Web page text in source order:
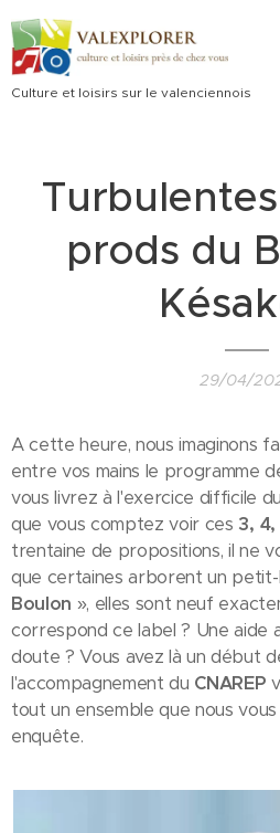
Culture et loisirs sur le valenciennois
prods du
29/04/
A cette heure, nous imaginons
entre vos mains le programme
vous livrez à l'exercice difficile
que vous comptez voir ces 3,
trentaine de propositions, il ne
que certaines arborent un petit-
Boulon », elles sont neuf
correspond ce label ? Une aide
doute ? Vous avez là un début
l'accompagnement du CNAREP
tout un ensemble que nous
enquête.